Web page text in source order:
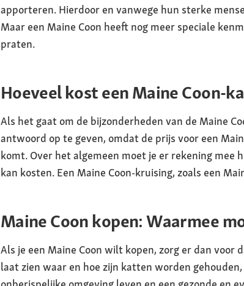
apporteren. Hierdoor en vanwege hun sterke
Maar een Maine Coon heeft nog meer speciale
praten.
Hoeveel kost een Maine Coon-
Als het gaat om de bijzonderheden van de Maine
antwoord op te geven, omdat de prijs voor een
komt. Over het algemeen moet je er rekening mee
kan kosten. Een Maine Coon-kruising, zoals een
Maine Coon kopen: Waarmee
Als je een Maine Coon wilt kopen, zorg er dan
laat zien waar en hoe zijn katten worden